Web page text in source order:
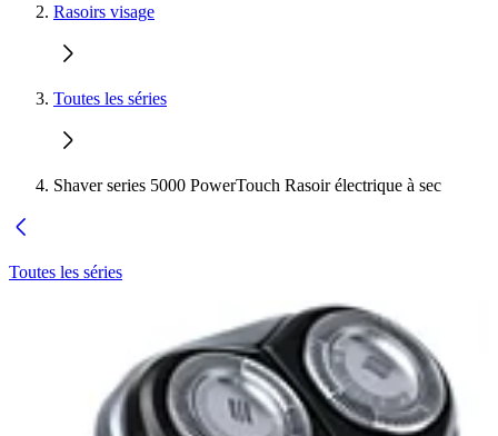
Rasoirs visage
Toutes les séries
Shaver series 5000 PowerTouch Rasoir électrique à sec
Toutes les séries